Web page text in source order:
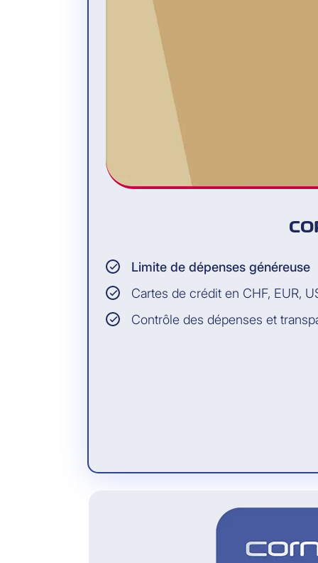
Limite de dépenses généreuse
Cartes de crédit en CHF, EUR,
Contrôle des dépenses et